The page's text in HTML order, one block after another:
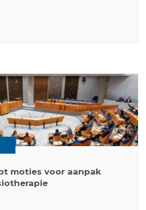
moties voor aanpak